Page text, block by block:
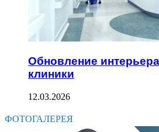
Обновление
клиники
12.03.2026
ФОТОГАЛЕРЕЯ